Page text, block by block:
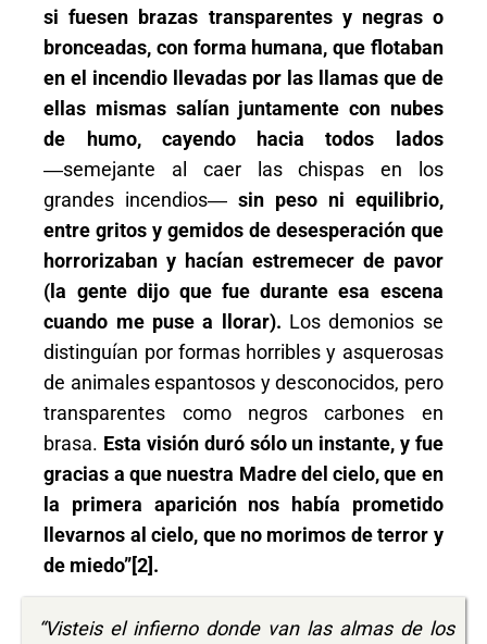
si fuesen brazas transparentes y negras o
bronceadas, con forma humana, que flotaban
en el incendio llevadas por las llamas que de
ellas mismas salían juntamente con nubes
de humo, cayendo hacia todos lados
―semejante al caer las chispas en los
grandes incendios―sin peso ni equilibrio,
entre gritos y gemidos de desesperación que
horrorizaban y hacían estremecer de pavor
(la gente dijo que fue durante esa escena
cuando me puse a llorar). Los demonios se
distinguían por formas horribles y asquerosas
de animales espantosos y desconocidos, pero
transparentes como negros carbones en
brasa. Esta visión duró sólo un instante, y fue
gracias a que nuestra Madre del cielo, que en
la primera aparición nos había prometido
llevarnos al cielo, que no morimos de terror y
de miedo”[2].
“Visteis el infierno donde van las almas de los